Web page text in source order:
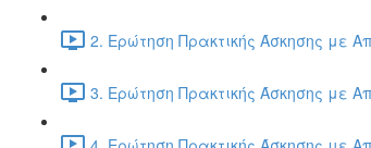
2. Ερώτηση Πρακτικής Άσκησης με
3. Ερώτηση Πρακτικής Άσκησης με